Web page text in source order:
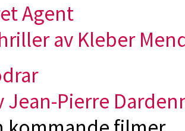
Agent
av Kleber
Jean-Pierre